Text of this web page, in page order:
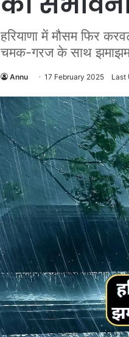
हरियाणा में मौसम फिर
चमक-गरज के साथ झमाझम
Annu 17 February 2025 Last